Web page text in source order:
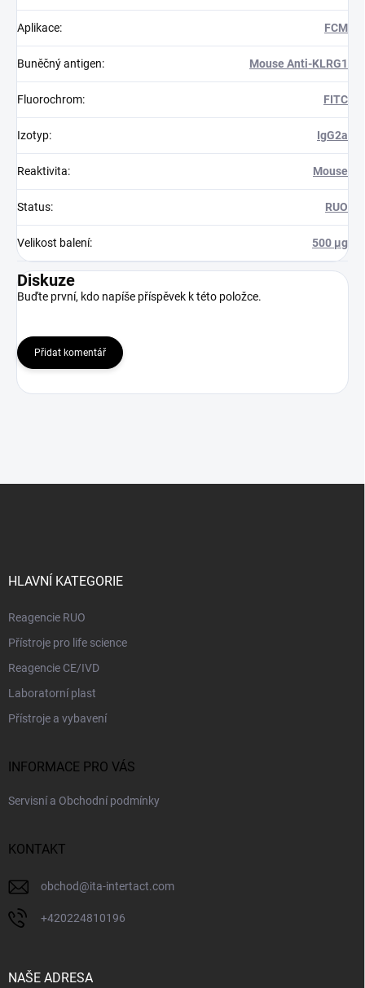
Aplikace: FCM
Buněčný antigen: Mouse Anti-KLRG1
Fluorochrom: FITC
Izotyp: IgG2a
Reaktivita: Mouse
Status: RUO
Velikost balení: 500 µg
Diskuze
Buďte první, kdo napíše příspěvek k této položce.
Přidat komentář
HLAVNÍ KATEGORIE
Reagencie RUO
Přístroje pro life science
Reagencie CE/IVD
Laboratorní plast
Přístroje a vybavení
INFORMACE PRO VÁS
Servisní a Obchodní podmínky
KONTAKT
obchod@ita-intertact.com
+420224810196
NAŠE ADRESA